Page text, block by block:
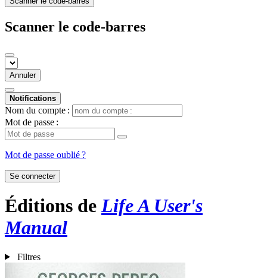
Scanner le code-barres
Annuler
Notifications
Nom du compte :
Mot de passe :
Mot de passe oublié ?
Se connecter
Éditions deLife A User's
Manual
Filtres